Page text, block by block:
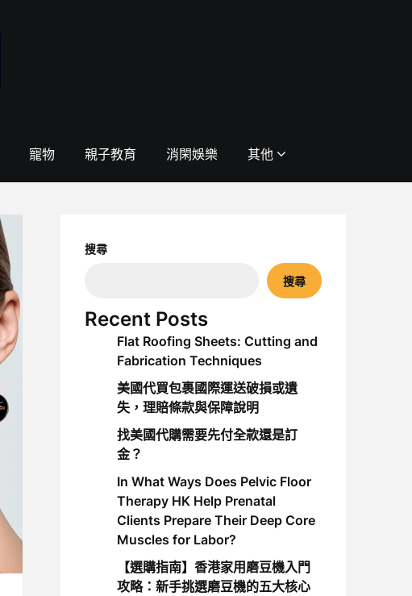
寵物 親子教育 消閑娛樂 其他
搜尋
搜尋
Recent Posts
Flat Roofing Sheets: Cutting and
Fabrication Techniques
美國代買包裹國際運送破損或遺
失，理賠條款與保障說明
找美國代購需要先付全款還是訂
金？
In What Ways Does Pelvic Floor
Therapy HK Help Prenatal
Clients Prepare Their Deep Core
Muscles for Labor?
【選購指南】香港家用磨豆機入門
攻略：新手挑選磨豆機的五大核心